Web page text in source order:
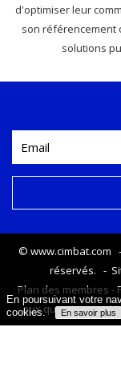
d'optimiser leur
son référencement
solutions
© www.cimbat.com
réservés. -
Plan des membres -
aux questions-
En poursuivant votre
cookies.
En savoir plus